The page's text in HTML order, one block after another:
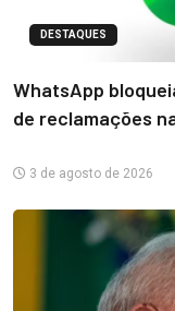
DESTAQUES
WhatsApp
de reclamações
3 de agosto de 2026